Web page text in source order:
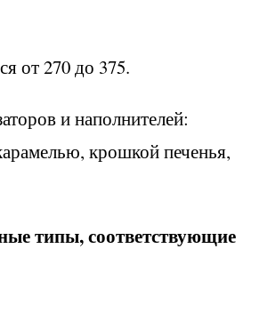
от 270 до 375.
и наполнителей:
крошкой печенья,
типы, соответствующие